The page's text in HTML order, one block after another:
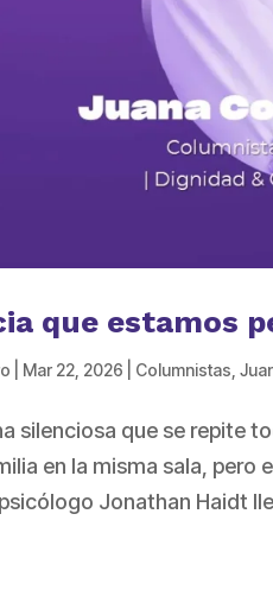
que estamos
Mar 22, 2026 Columnistas ,
silenciosa que se repite
en la misma sala, pero
Jonathan Haidt